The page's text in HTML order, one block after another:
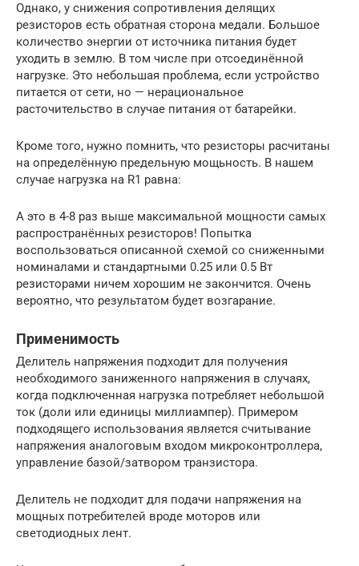
Однако, у снижения сопротивления делящих
резисторов есть обратная сторона медали. Большое
количество энергии от источника питания будет
уходить в землю. В том числе при отсоединённой
нагрузке. Это небольшая проблема, если устройство
питается от сети, но — нерациональное
расточительство в случае питания от батарейки.
Кроме того, нужно помнить, что резисторы расчитаны
на определённую предельную мощьность. В нашем
случае нагрузка на R1 равна:
А это в 4-8 раз выше максимальной мощности самых
распространённых резисторов! Попытка
воспользоваться описанной схемой со сниженными
номиналами и стандартными 0.25 или 0.5 Вт
резисторами ничем хорошим не закончится. Очень
вероятно, что результатом будет возгарание.
Применимость
Делитель напряжения подходит для получения
необходимого заниженного напряжения в случаях,
когда подключенная нагрузка потребляет небольшой
ток (доли или единицы миллиампер). Примером
подходящего использования является считывание
напряжения аналоговым входом микроконтроллера,
управление базой/затвором транзистора.
Делитель не подходит для подачи напряжения на
мощных потребителей вроде моторов или
светодиодных лент.